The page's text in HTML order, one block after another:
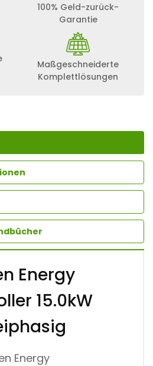
100% Geld-zurück-
Garantie
Maßgeschneiderte
Komplettlösungen
Energy
15.0kW
Energy